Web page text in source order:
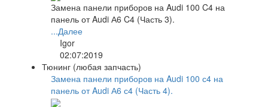
Замена панели приборов на Audi 100 C4 на
панель от Audi А6 C4 (Часть 3).
...Далее
Igor
02:07:2019
Тюнинг (любая запчасть)
Замена панели приборов на Audi 100 с4 на
панель от Audi А6 с4 (Часть 4).